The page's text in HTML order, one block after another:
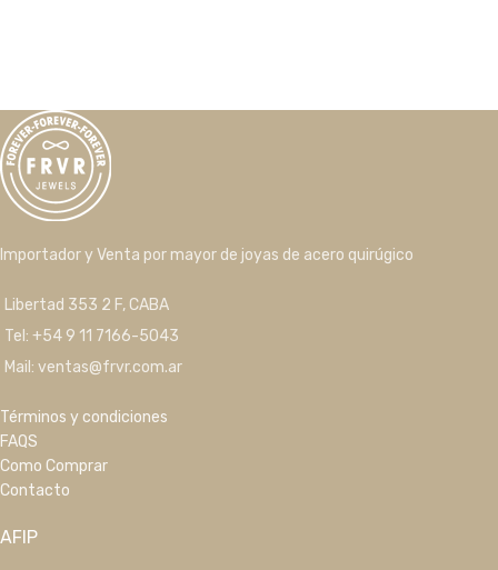
Importador y Venta por mayor de joyas de acero quirúgico
Libertad 353 2 F, CABA
Tel: +54 9 11 7166-5043
Mail: ventas@frvr.com.ar
Términos y condiciones
FAQS
Como Comprar
Contacto
AFIP